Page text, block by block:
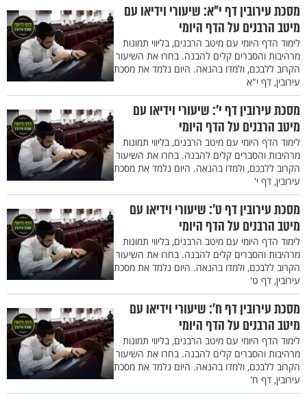
מסכת עירובין דף י"א: שיעורי וידיאו עם
מיטב הרבנים על הדף היומי
לימוד הדף היומי עם מיטב הרבנים, בליווי תמונות
מרהיבות והסברים קלים להבנה. בחרו את השיעור
הקרוב ללבכם, ולמדו בהנאה. היום נלמד את מסכת
עירובין, דף י"א
מסכת עירובין דף י’: שיעורי וידיאו עם
מיטב הרבנים על הדף היומי
לימוד הדף היומי עם מיטב הרבנים, בליווי תמונות
מרהיבות והסברים קלים להבנה. בחרו את השיעור
הקרוב ללבכם, ולמדו בהנאה. היום נלמד את מסכת
עירובין, דף י'
מסכת עירובין דף ט’: שיעורי וידיאו עם
מיטב הרבנים על הדף היומי
לימוד הדף היומי עם מיטב הרבנים, בליווי תמונות
מרהיבות והסברים קלים להבנה. בחרו את השיעור
הקרוב ללבכם, ולמדו בהנאה. היום נלמד את מסכת
עירובין, דף ט'
מסכת עירובין דף ח’: שיעורי וידיאו עם
מיטב הרבנים על הדף היומי
לימוד הדף היומי עם מיטב הרבנים, בליווי תמונות
מרהיבות והסברים קלים להבנה. בחרו את השיעור
הקרוב ללבכם, ולמדו בהנאה. היום נלמד את מסכת
עירובין, דף ח'